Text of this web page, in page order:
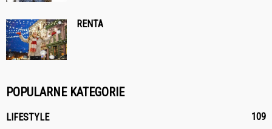
RENTA
POPULARNE KATEGORIE
LIFESTYLE
109